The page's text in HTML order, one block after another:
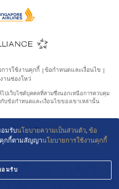
อมรับนโยบายความเป็นส่วนตัว,ข้อ
คุกกี้ตามสัญญานโยบายการใช้งานคุกกี้
อมรับ